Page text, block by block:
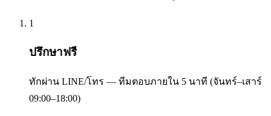
1
ปรึกษาฟรี
ทักผ่าน LINE/โทร — ทีมตอบภายใน 5 นาที (จันทร์–เสาร์
09:00–18:00)